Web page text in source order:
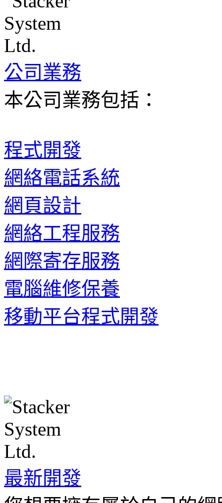
公司業務
本公司業務包括：
程式開發
網絡電話系統
網頁設計
網絡工程服務
網際寄存服務
電腦維修保養
移動平台程式開發
最新開發